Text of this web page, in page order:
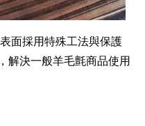
面採用特殊工法與保護
解決一般羊毛氈商品使用